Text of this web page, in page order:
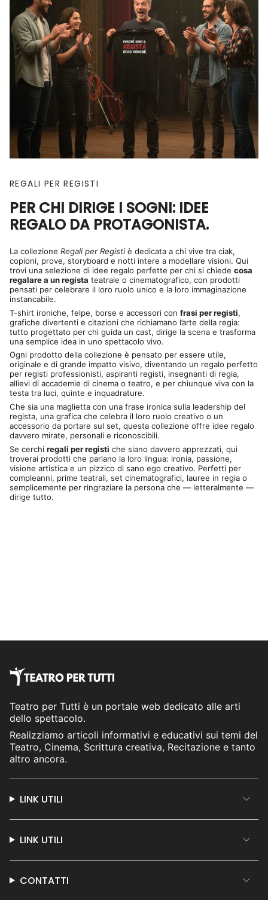
REGALI PER REGISTI
PER CHI DIRIGE I SOGNI: IDEE
REGALO DA PROTAGONISTA.
La collezione Regali per Registiè dedicata a chi vive tra ciak,
copioni, prove, storyboard e notti intere a modellare visioni. Qui
trovi una selezione di idee regalo perfette per chi si chiede cosa
regalare a un regista teatrale o cinematografico, con prodotti
pensati per celebrare il loro ruolo unico e la loro immaginazione
instancabile.
T-shirt ironiche, felpe, borse e accessori con frasi per registi,
grafiche divertenti e citazioni che richiamano l’arte della regia:
tutto progettato per chi guida un cast, dirige la scena e trasforma
una semplice idea in uno spettacolo vivo.
Ogni prodotto della collezione è pensato per essere utile,
originale e di grande impatto visivo, diventando un regalo perfetto
per registi professionisti, aspiranti registi, insegnanti di regia,
allievi di accademie di cinema o teatro, e per chiunque viva con la
testa tra luci, quinte e inquadrature.
Che sia una maglietta con una frase ironica sulla leadership del
regista, una grafica che celebra il loro ruolo creativo o un
accessorio da portare sul set, questa collezione offre idee regalo
davvero mirate, personali e riconoscibili.
Se cerchi regali per registi che siano davvero apprezzati, qui
troverai prodotti che parlano la loro lingua: ironia, passione,
visione artistica e un pizzico di sano ego creativo. Perfetti per
compleanni, prime teatrali, set cinematografici, lauree in regia o
semplicemente per ringraziare la persona che — letteralmente —
dirige tutto.
Teatro per Tutti è un portale web dedicato alle arti
dello spettacolo.
Realizziamo articoli informativi e educativi sui temi del
Teatro, Cinema, Scrittura creativa, Recitazione e tanto
altro ancora.
LINK UTILI
LINK UTILI
CONTATTI